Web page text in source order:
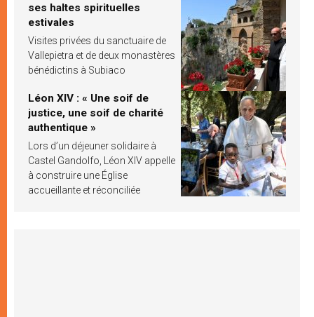
ses haltes spirituelles
estivales
Visites privées du sanctuaire de
Vallepietra et de deux monastères
bénédictins à Subiaco
Léon XIV : « Une soif de
justice, une soif de charité
authentique »
Lors d’un déjeuner solidaire à
Castel Gandolfo, Léon XIV appelle
à construire une Église
accueillante et réconciliée